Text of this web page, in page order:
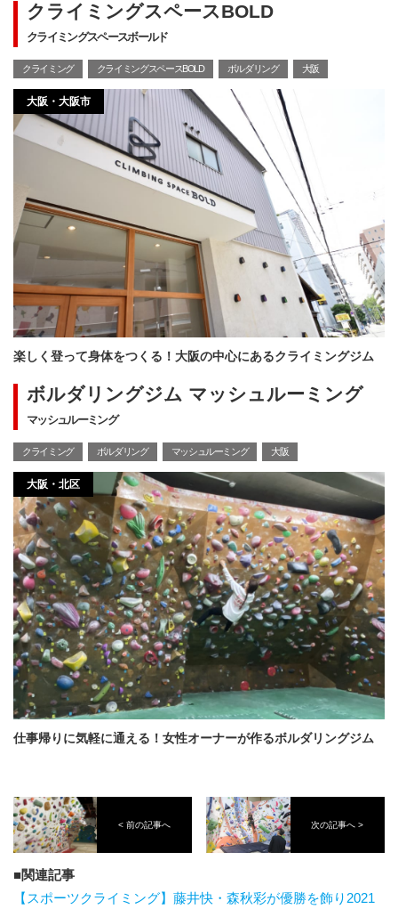
クライミングスペースBOLD
クライミングスペースボールド
クライミング クライミングスペースBOLD ボルダリング 大阪
大阪・大阪市
楽しく登って身体をつくる！大阪の中心にあるクライミングジム
ボルダリングジム マッシュルーミング
マッシュルーミング
クライミング ボルダリング マッシュルーミング 大阪
大阪・北区
仕事帰りに気軽に通える！女性オーナーが作るボルダリングジム
< 前の記事へ 次の記事へ >
関連記事
【スポーツクライミング】藤井快・森秋彩が優勝を飾り2021